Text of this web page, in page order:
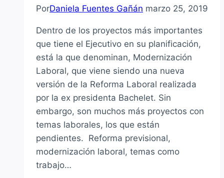
PorDaniela Fuentes Gañán marzo 25, 2019
Dentro de los proyectos más importantes
que tiene el Ejecutivo en su planificación,
está la que denominan, Modernización
Laboral, que viene siendo una nueva
versión de la Reforma Laboral realizada
por la ex presidenta Bachelet. Sin
embargo, son muchos más proyectos con
temas laborales, los que están
pendientes. Reforma previsional,
modernización laboral, temas como
trabajo…